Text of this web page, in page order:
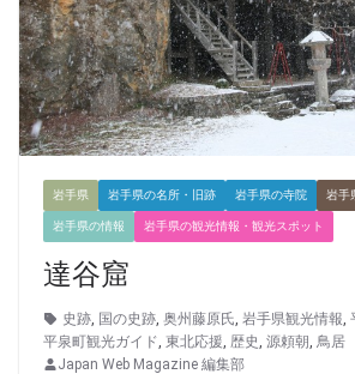
岩手県 岩手県の名所・旧跡 岩手県の寺院 岩手
岩手県の情報 岩手県の観光情報・観光スポット
達谷窟
史跡, 国の史跡, 奥州藤原氏, 岩手県観光情報,
平泉町観光ガイド, 東北応援, 歴史, 源頼朝, 鳥居
Japan Web Magazine 編集部